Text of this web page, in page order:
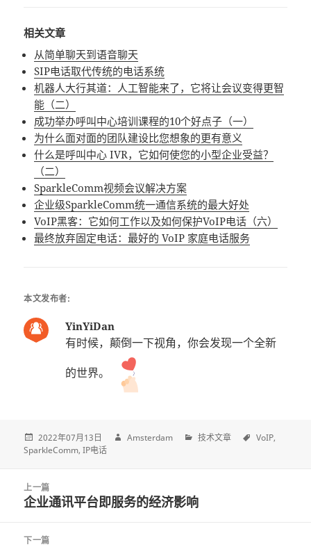
相关文章
从简单聊天到语音聊天
SIP电话取代传统的电话系统
机器人大行其道：人工智能来了，它将让会议变得更智
能（二）
成功举办呼叫中心培训课程的10个好点子（一）
为什么面对面的团队建设比您想象的更有意义
什么是呼叫中心 IVR，它如何使您的小型企业受益？
（二）
SparkleComm视频会议解决方案
企业级SparkleComm统一通信系统的最大好处
VoIP黑客：它如何工作以及如何保护VoIP电话（六）
最终放弃固定电话：最好的 VoIP 家庭电话服务
本文发布者:
YinYiDan
有时候，颠倒一下视角，你会发现一个全新
的世界。
2022年07月13日 Amsterdam 技术文章
VoIP
SparkleComm IP电话
navigation
上一篇
上
篇
企业通讯平台即服务的经济影响
下一篇